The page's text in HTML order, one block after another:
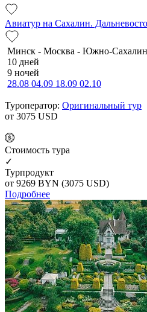
Авиатур на Сахалин.
Минск - Москва - Южно-
10 дней
9 ночей
28.08 04.09 18.09 02.10
Туроператор: Оригинальный тур
от 3075 USD
Cтоимость тура
✓
Турпродукт
от 9269 BYN (3075 USD)
Подробнее